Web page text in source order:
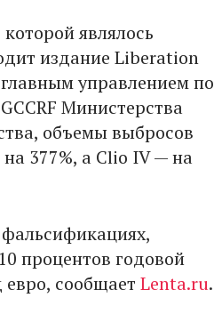
являлось
издание Liberation
управлением по
Министерства
объемы выбросов
377%, а Clio IV — на
процентов годовой
сообщает Lenta.ru.